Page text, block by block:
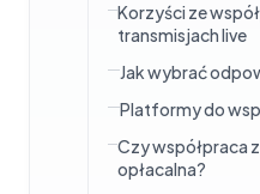
Korzyści ze
transmisjach live
Jak wybrać
Platformy do
Czy współpraca
opłacalna?